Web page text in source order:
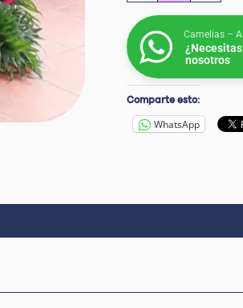
Camelias –
nosotros
Comparte esto:
WhatsApp